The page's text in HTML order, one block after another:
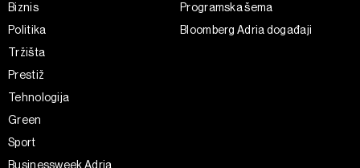
Biznis
Politika
Tržišta
Prestiž
Tehnologija
Green
Sport
Businessweek Adria
Programska šema
Bloomberg Adria događaji